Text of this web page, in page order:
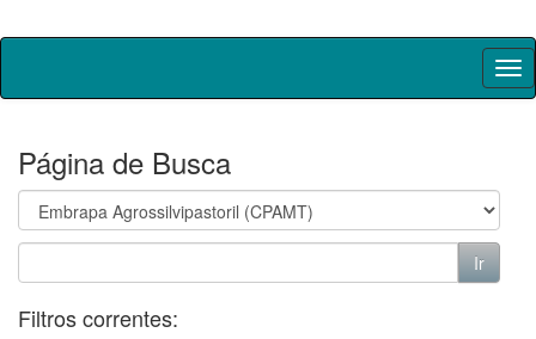
Skip
Página de Busca
Filtros correntes: